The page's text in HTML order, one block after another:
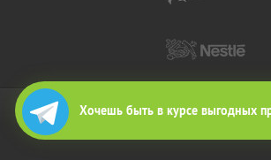
Хочешь быть в курсе выгодных
2010-2026 ©
Все права на